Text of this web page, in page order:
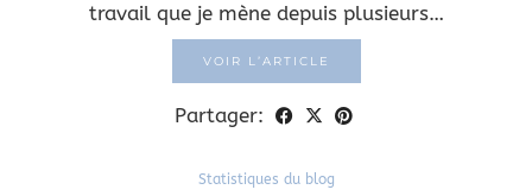
travail que je mène depuis plusieurs…
VOIR L’ARTICLE
Partager:
Statistiques du blog